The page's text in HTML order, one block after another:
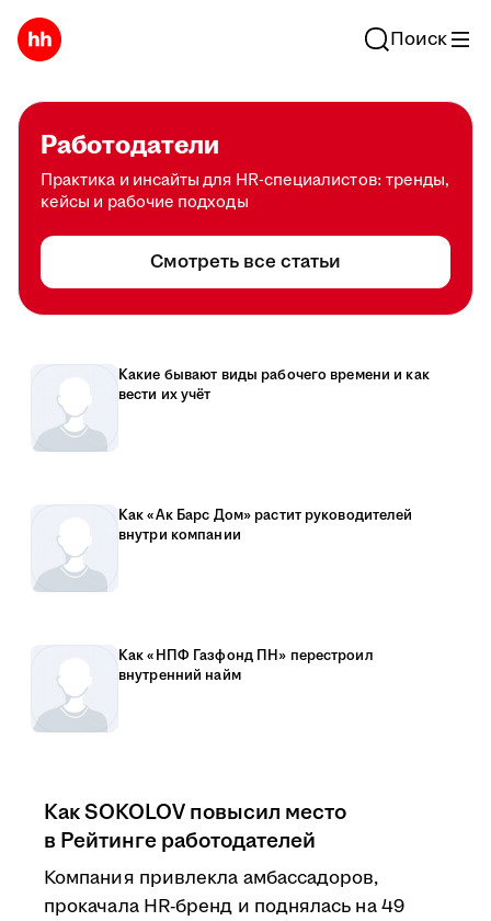
Поиск
Работодатели
Практика и инсайты для HR-специалистов: тренды,
кейсы и рабочие подходы
Смотреть все статьи
Какие бывают виды рабочего времени и как
вести их учёт
Как «Ак Барс Дом» растит руководителей
внутри компании
Как «НПФ Газфонд ПН» перестроил
внутренний найм
Как SOKOLOV повысил место
в Рейтинге работодателей
Компания привлекла амбассадоров,
прокачала HR-бренд и поднялась на 49